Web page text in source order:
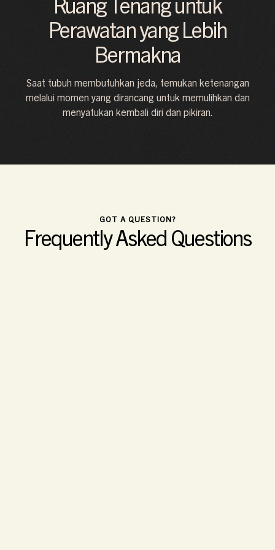
Perawatan yang Lebih
Bermakna
Saat tubuh membutuhkan jeda, temukan ketenangan
melalui momen yang dirancang untuk memulihkan dan
menyatukan kembali diri dan pikiran.
GOT A QUESTION?
Frequently Asked Questions